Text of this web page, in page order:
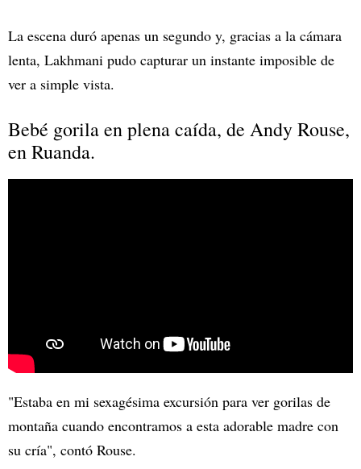
La escena duró apenas un segundo y, gracias a la cámara
lenta, Lakhmani pudo capturar un instante imposible de
ver a simple vista.
Bebé gorila en plena caída, de Andy Rouse,
en Ruanda.
"Estaba en mi sexagésima excursión para ver gorilas de
montaña cuando encontramos a esta adorable madre con
su cría", contó Rouse.